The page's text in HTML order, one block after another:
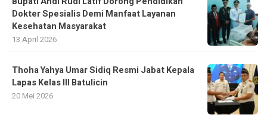
Dokter Spesialis Demi Manfaat Layanan
Kesehatan Masyarakat
13 April 2026
Thoha Yahya Umar Sidiq Resmi Jabat Kepala
Lapas Kelas III Batulicin
20 Mei 2026